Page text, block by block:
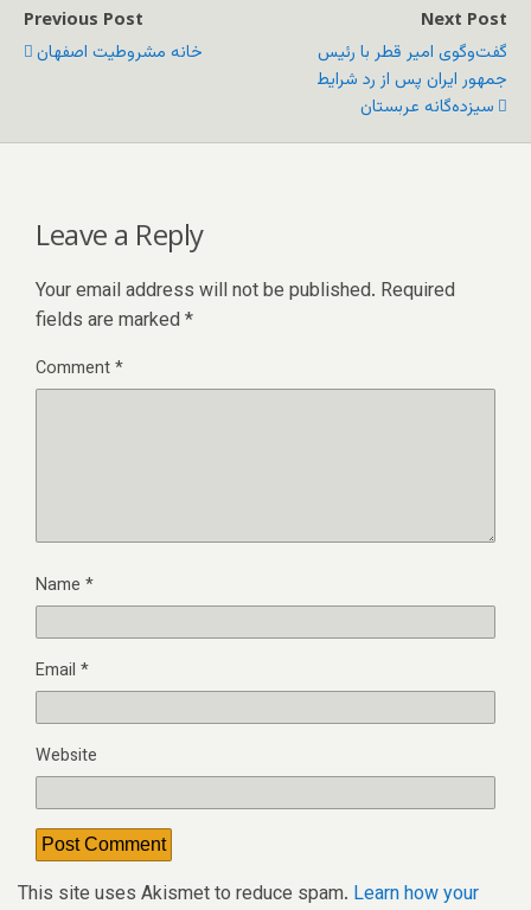
Previous Post
خانه مشروطیت اصفهان
Next Post
گفت‌وگوی امیر قطر با رئیس
جمهور ایران پس از رد شرایط
سیزده‌گانه عربستان
Leave a Reply
Your email address will not be published. Required
fields are marked *
Comment*
Name *
Email *
Website
This site uses Akismet to reduce spam. Learn how your